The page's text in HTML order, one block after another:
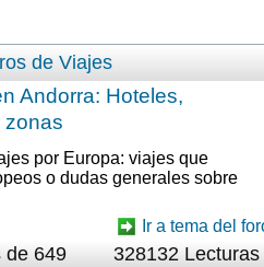
de Viajes
Andorra: Hoteles,
zonas
por Europa: viajes que
o dudas generales sobre
Ir a tema del
de 649
328132 Lecturas